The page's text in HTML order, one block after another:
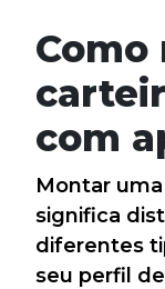
Como
com
Montar
significa
diferentes
seu perfil